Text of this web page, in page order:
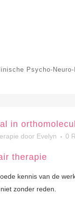
Psycho-
in
door Evelyn 0
therapie
kennis van de
zonder reden.